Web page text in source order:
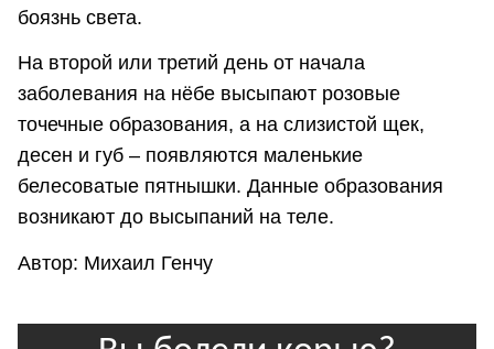
боязнь света.
На второй или третий день от начала
заболевания на нёбе высыпают розовые
точечные образования, а на слизистой щек,
десен и губ – появляются маленькие
белесоватые пятнышки. Данные образования
возникают до высыпаний на теле.
Автор: Михаил Генчу